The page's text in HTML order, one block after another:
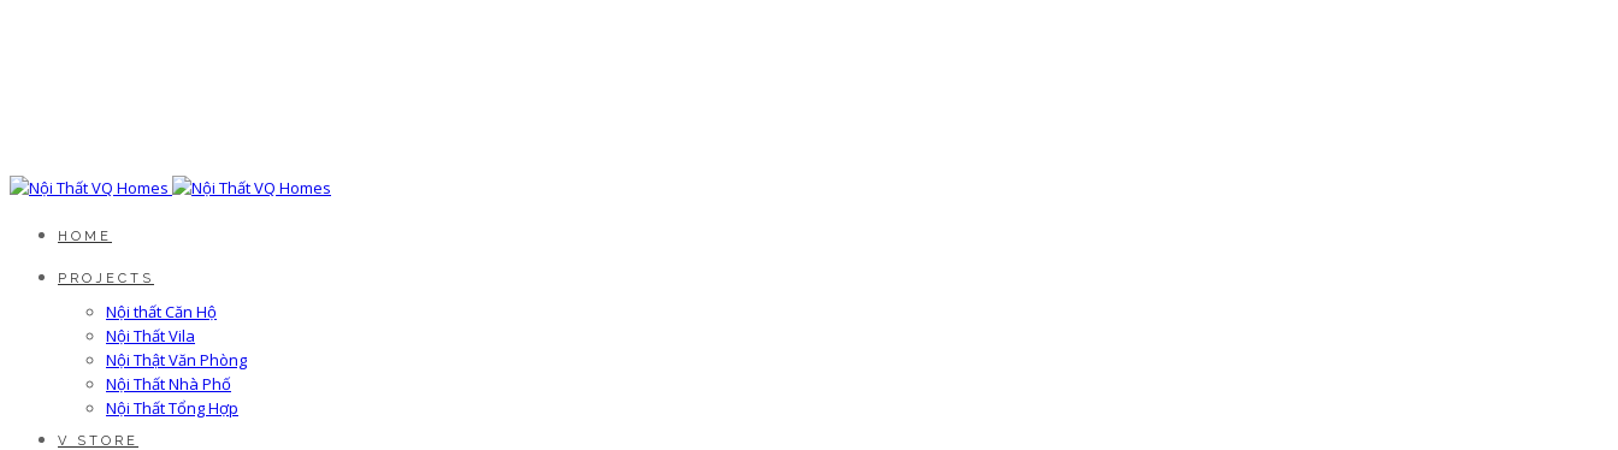
HOME
PROJECTS
Nội thất Căn Hộ
Nội Thất Vila
Nội Thật Văn Phòng
Nội Thất Nhà Phố
Nội Thất Tổng Hợp
V STORE